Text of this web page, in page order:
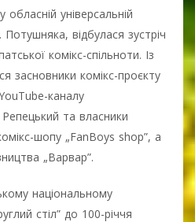
обласній універсальній
Потушняка, відбулася зустріч
комікс-спільноти. Із
засновники комікс-проєкту
каналу
та власники
шопу „FanBoys shop”, а
„Варвар”.
національному
стіл” до 100-річчя